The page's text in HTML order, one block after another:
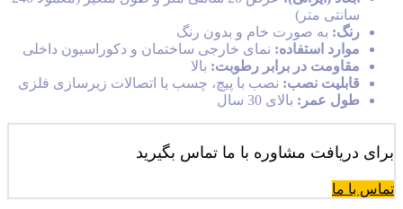
سانتی متر)
رنگ: به صورت خام و بدون رنگ
موارد استفاده: نمای خارجی ساختمان و دکوراسیون داخلی
مقاومت در برابر رطوبت: بالا
قابلیت نصب: نصب با پیچ، چسب یا اتصالات زیرسازی فلزی
طول عمر: بالای 30 سال
برای دریافت مشاوره با ما تماس بگیرید
تماس با ما